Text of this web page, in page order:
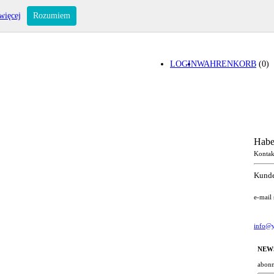
WAHRENKORB (0)
LOGIN
e-mail
Rozumiem